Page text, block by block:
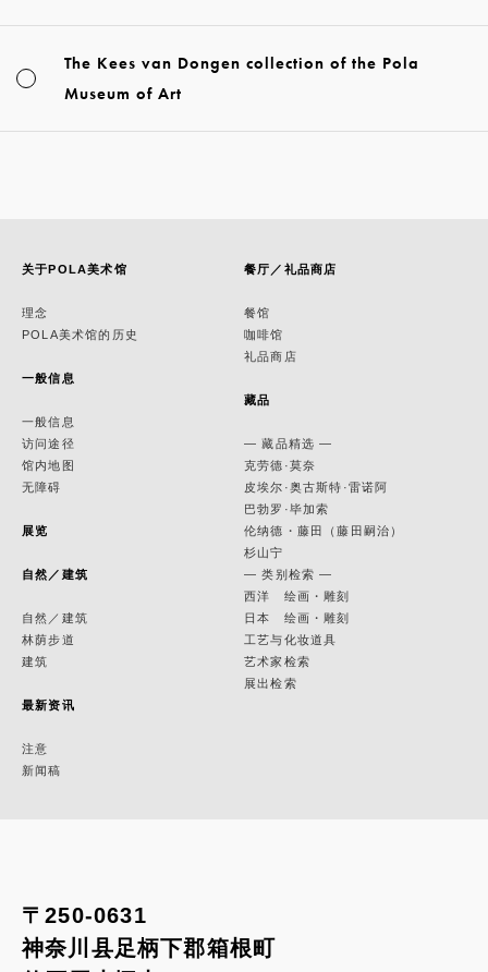
The Kees van Dongen collection of the Pola
Museum of Art
关于POLA美术馆
理念
POLA美术馆的历史
一般信息
一般信息
访问途径
馆内地图
无障碍
展览
自然／建筑
自然／建筑
林荫步道
建筑
最新资讯
注意
新闻稿
餐厅／礼品商店
餐馆
咖啡馆
礼品商店
藏品
— 藏品精选 —
克劳德·莫奈
皮埃尔·奥古斯特·雷诺阿
巴勃罗·毕加索
伦纳德・藤田（藤田嗣治）
杉山宁
— 类别检索 —
西洋 绘画・雕刻
日本 绘画・雕刻
工艺与化妆道具
艺术家检索
展出检索
〒250-0631
神奈川县足柄下郡箱根町